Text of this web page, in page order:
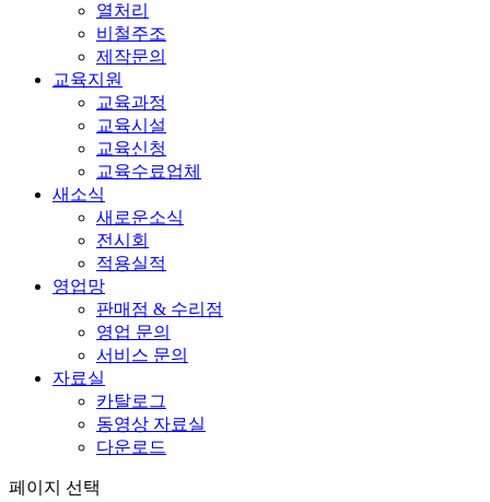
열처리
비철주조
제작문의
교육지원
교육과정
교육시설
교육신청
교육수료업체
새소식
새로운소식
전시회
적용실적
영업망
판매점 & 수리점
영업 문의
서비스 문의
자료실
카탈로그
동영상 자료실
다운로드
페이지 선택